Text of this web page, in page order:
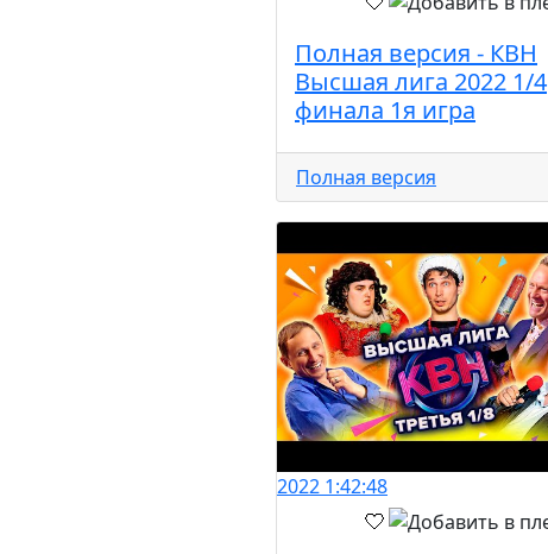
Полная версия - КВН
Высшая лига 2022 1/4
финала 1я игра
Полная версия
2022 1:42:48